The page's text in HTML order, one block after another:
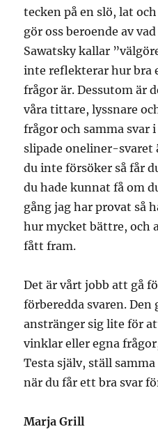
tecken på en slö, lat
gör oss beroende av
Sawatsky kallar
inte reflekterar hur bra
frågor är. Dessutom är
våra tittare, lyssnare
frågor och samma svar
slipade oneliner-svaret
du inte försöker så får
du hade kunnat få om
gång jag har provat så
hur mycket bättre, och
fått fram.
Det är vårt jobb att gå
förberedda svaren.
anstränger sig lite för
vinklar eller egna
Testa själv, ställ
när du får ett bra svar
Marja Grill